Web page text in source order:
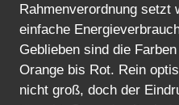
Rahmenverordnung setzt
einfache
Geblieben sind die
Orange bis Rot. Rein
nicht groß, doch der